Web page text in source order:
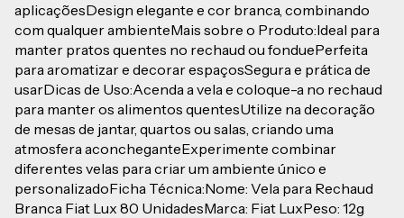
aplicaçõesDesign elegante e cor branca, combinando
com qualquer ambienteMais sobre o Produto:Ideal para
manter pratos quentes no rechaud ou fonduePerfeita
para aromatizar e decorar espaçosSegura e prática de
usarDicas de Uso:Acenda a vela e coloque-a no rechaud
para manter os alimentos quentesUtilize na decoração
de mesas de jantar, quartos ou salas, criando uma
atmosfera aconcheganteExperimente combinar
diferentes velas para criar um ambiente único e
personalizadoFicha Técnica:Nome: Vela para Rechaud
Branca Fiat Lux 80 UnidadesMarca: Fiat LuxPeso: 12g